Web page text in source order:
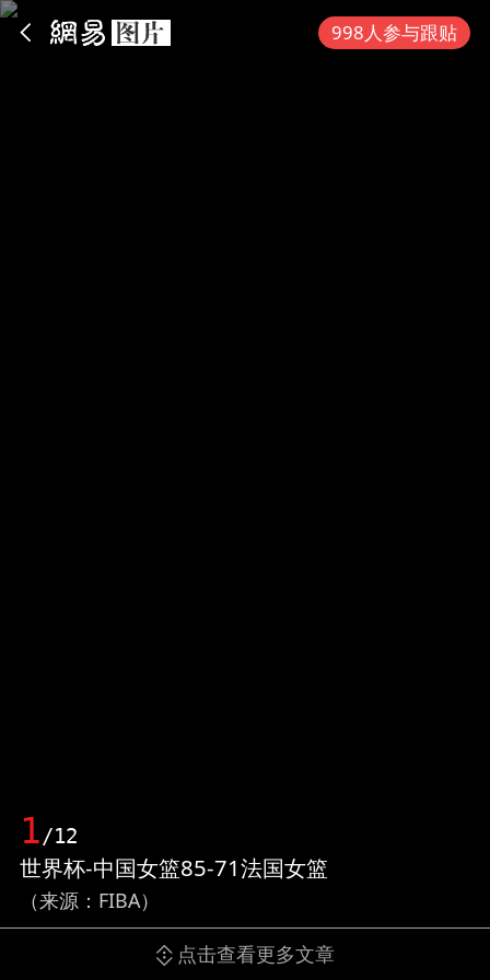
998人参与跟贴
1/12
世界杯-中国女篮85-71法国女篮
（来源：FIBA）
点击查看更多文章
App内打开